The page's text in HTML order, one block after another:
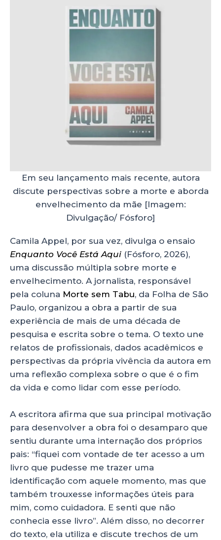
Em seu lançamento mais recente, autora
discute perspectivas sobre a morte e aborda
envelhecimento da mãe [Imagem:
Divulgação/ Fósforo]
Camila Appel, por sua vez, divulga o ensaio
Enquanto Você Está Aqui (Fósforo, 2026),
uma discussão múltipla sobre morte e
envelhecimento. A jornalista, responsável
pela coluna Morte sem Tabu, da Folha de São
Paulo, organizou a obra a partir de sua
experiência de mais de uma década de
pesquisa e escrita sobre o tema. O texto une
relatos de profissionais, dados acadêmicos e
perspectivas da própria vivência da autora em
uma reflexão complexa sobre o que é o fim
da vida e como lidar com esse período.
A escritora afirma que sua principal motivação
para desenvolver a obra foi o desamparo que
sentiu durante uma internação dos próprios
pais: “fiquei com vontade de ter acesso a um
livro que pudesse me trazer uma
identificação com aquele momento, mas que
também trouxesse informações úteis para
mim, como cuidadora. E senti que não
conhecia esse livro”. Além disso, no decorrer
do texto, ela utiliza e discute trechos de um